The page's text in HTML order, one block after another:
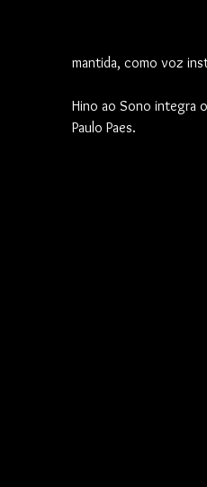
mantida, como voz
Hino ao Sono integra
Paulo Paes.